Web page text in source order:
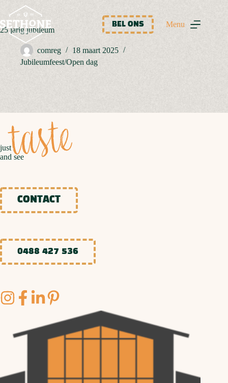
naar
de
inhoud
BEL ONS Menu
25 jarig jubileum
comreg
18 maart 2025
Jubileumfeest/Open dag
justtaste
and see
CONTACT
0488 427 536